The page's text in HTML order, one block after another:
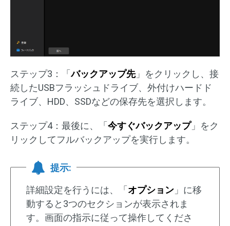
ステップ3：「バックアップ先」をクリックし、接
続したUSBフラッシュドライブ、外付けハードド
ライブ、HDD、SSDなどの保存先を選択します。
ステップ4：最後に、「今すぐバックアップ」をク
リックしてフルバックアップを実行します。
提示:
詳細設定を行うには、「オプション 」に移
動すると3つのセクションが表示されま
す。画面の指示に従って操作してくださ